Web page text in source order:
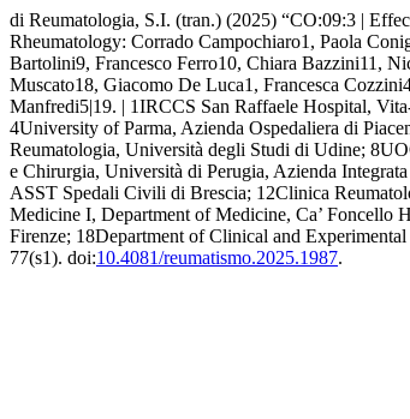
di Reumatologia, S.I. (tran.) (2025) “CO:09:3 |
Rheumatology: Corrado Campochiaro1, Paola
Bartolini9, Francesco Ferro10, Chiara Bazzini11,
Muscato18, Giacomo De Luca1, Francesca
Manfredi5|19. | 1IRCCS San Raffaele Hospital,
4University of Parma, Azienda Ospedaliera di
Reumatologia, Università degli Studi di Udine;
e Chirurgia, Università di Perugia, Azienda
ASST Spedali Civili di Brescia; 12Clinica
Medicine I, Department of Medicine, Ca’
Firenze; 18Department of Clinical and
77(s1). doi:10.4081/reumatismo.2025.1987.